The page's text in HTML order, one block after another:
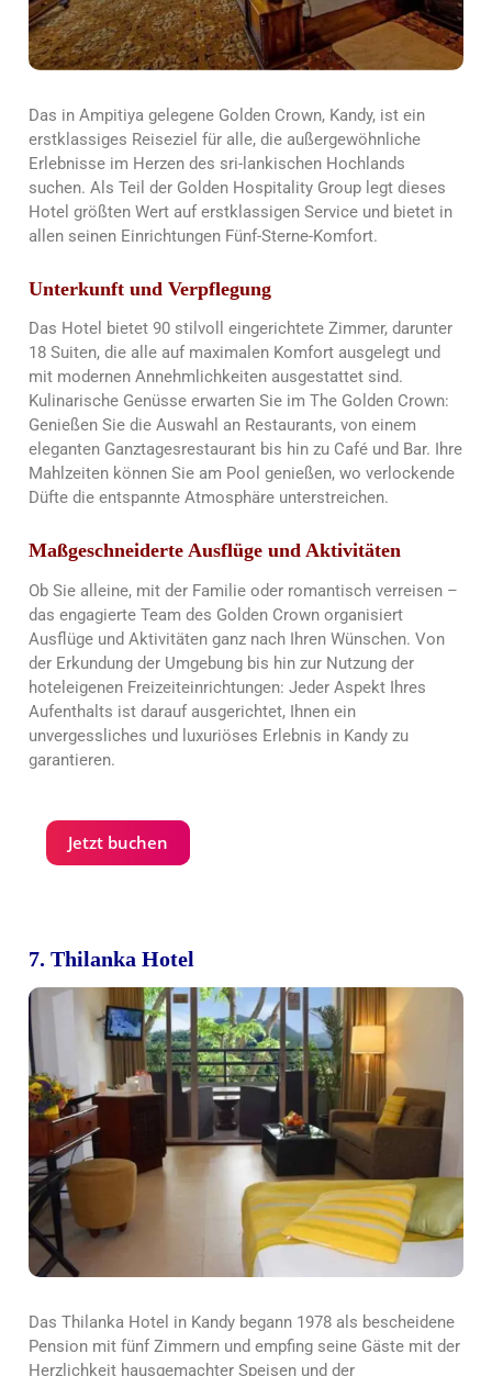
Das in Ampitiya gelegene Golden Crown, Kandy, ist ein
erstklassiges Reiseziel für alle, die außergewöhnliche
Erlebnisse im Herzen des sri-lankischen Hochlands
suchen. Als Teil der Golden Hospitality Group legt dieses
Hotel größten Wert auf erstklassigen Service und bietet in
allen seinen Einrichtungen Fünf-Sterne-Komfort.
Unterkunft und Verpflegung
Das Hotel bietet 90 stilvoll eingerichtete Zimmer, darunter
18 Suiten, die alle auf maximalen Komfort ausgelegt und
mit modernen Annehmlichkeiten ausgestattet sind.
Kulinarische Genüsse erwarten Sie im The Golden Crown:
Genießen Sie die Auswahl an Restaurants, von einem
eleganten Ganztagesrestaurant bis hin zu Café und Bar. Ihre
Mahlzeiten können Sie am Pool genießen, wo verlockende
Düfte die entspannte Atmosphäre unterstreichen.
Maßgeschneiderte Ausflüge und Aktivitäten
Ob Sie alleine, mit der Familie oder romantisch verreisen –
das engagierte Team des Golden Crown organisiert
Ausflüge und Aktivitäten ganz nach Ihren Wünschen. Von
der Erkundung der Umgebung bis hin zur Nutzung der
hoteleigenen Freizeiteinrichtungen: Jeder Aspekt Ihres
Aufenthalts ist darauf ausgerichtet, Ihnen ein
unvergessliches und luxuriöses Erlebnis in Kandy zu
garantieren.
Jetzt buchen
7. Thilanka Hotel
Das Thilanka Hotel in Kandy begann 1978 als bescheidene
Pension mit fünf Zimmern und empfing seine Gäste mit der
Herzlichkeit hausgemachter Speisen und der